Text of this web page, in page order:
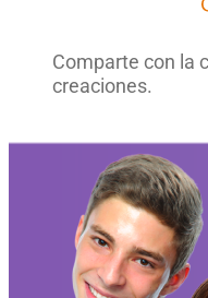
Comparte con la
creaciones.